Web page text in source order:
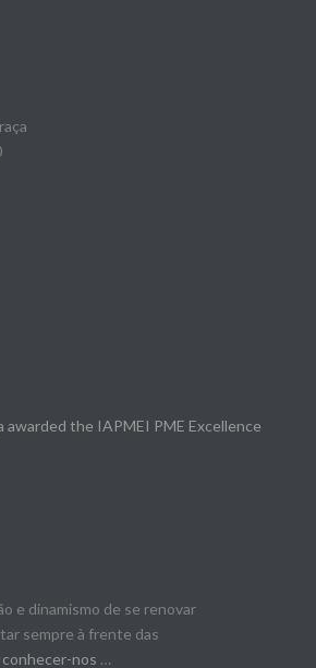
awarded the IAPMEI PME Excellence
e dinamismo de se renovar
sempre à frente das
nos …